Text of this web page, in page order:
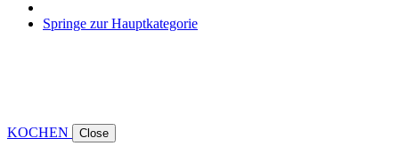
Springe zur Hauptkategorie
KOCHEN Close